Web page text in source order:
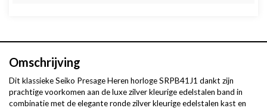
Omschrijving
Dit klassieke Seiko Presage Heren horloge SRPB41J1 dankt zijn
prachtige voorkomen aan de luxe zilver kleurige edelstalen band in
combinatie met de elegante ronde zilver kleurige edelstalen kast en